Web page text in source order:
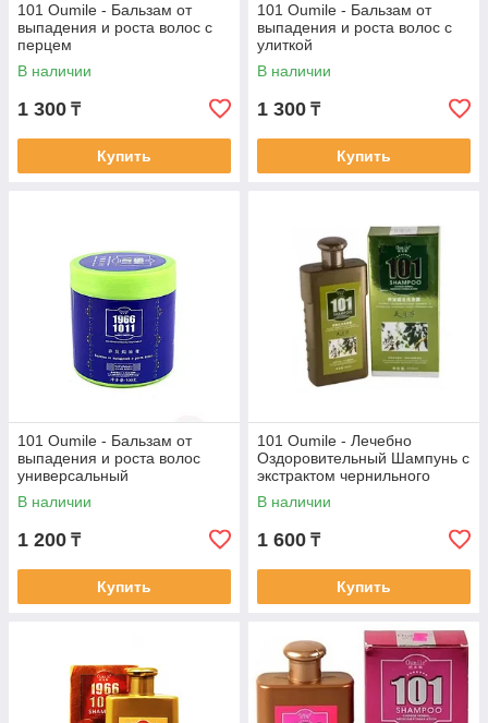
101 Oumile - Бальзам от
выпадения и роста волос с
перцем
В наличии
1 300 ₸
Купить
101 Oumile - Бальзам от
выпадения и роста волос с
улиткой
В наличии
1 300 ₸
Купить
101 Oumile - Бальзам от
выпадения и роста волос
универсальный
В наличии
1 200 ₸
Купить
101 Oumile - Лечебно
Оздоровительный Шампунь с
экстрактом чернильного
орешка от выпадения волос
В наличии
1 600 ₸
Купить